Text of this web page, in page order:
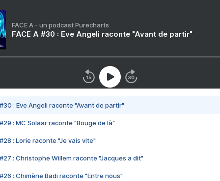
FACE A - un podcast Purecharts
FACE A #30 : Eve Angeli raconte "Avant de partir"
#30 : Eve Angeli raconte "Avant de partir"
#29 : MC Solaar raconte "Bouge de là"
#28 : Lorie raconte "Je vais vite"
#27 : Christophe Willem raconte "Jacques a dit"
#26 : Chimène Badi raconte "Entre nous"